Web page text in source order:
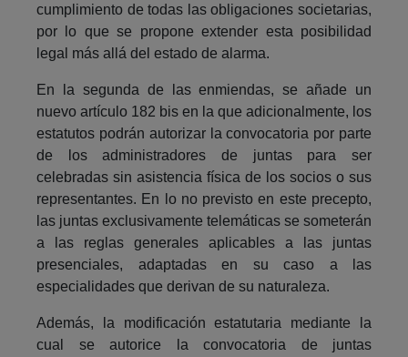
cumplimiento de todas las obligaciones societarias,
por lo que se propone extender esta posibilidad
legal más allá del estado de alarma.
En la segunda de las enmiendas, se añade un
nuevo artículo 182 bis en la que adicionalmente, los
estatutos podrán autorizar la convocatoria por parte
de los administradores de juntas para ser
celebradas sin asistencia física de los socios o sus
representantes. En lo no previsto en este precepto,
las juntas exclusivamente telemáticas se someterán
a las reglas generales aplicables a las juntas
presenciales, adaptadas en su caso a las
especialidades que derivan de su naturaleza.
Además, la modificación estatutaria mediante la
cual se autorice la convocatoria de juntas